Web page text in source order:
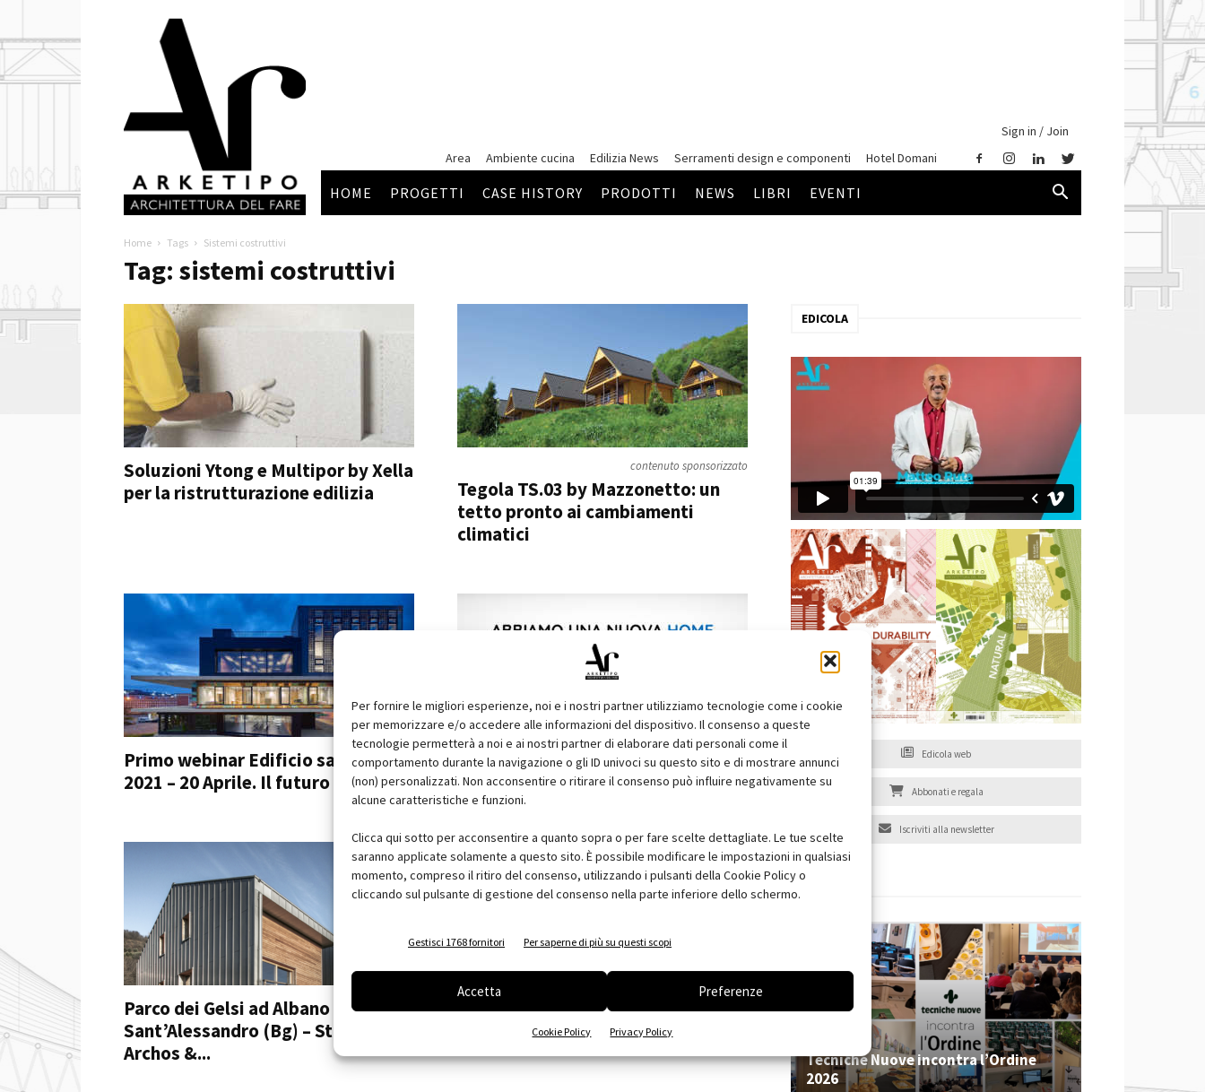
Per fornire le migliori esperienze, noi e i nostri partner utilizziamo tecnologie come i cookie
per memorizzare e/o accedere alle informazioni del dispositivo. Il consenso a queste
tecnologie permetterà a noi e ai nostri partner di elaborare dati personali come il
comportamento durante la navigazione o gli ID univoci su questo sito e di mostrare annunci
(non) personalizzati. Non acconsentire o ritirare il consenso può influire negativamente su
alcune caratteristiche e funzioni.
Clicca qui sotto per acconsentire a quanto sopra o per fare scelte dettagliate. Le tue scelte
saranno applicate solamente a questo sito. È possibile modificare le impostazioni in qualsiasi
momento, compreso il ritiro del consenso, utilizzando i pulsanti della Cookie Policy o
cliccando sul pulsante di gestione del consenso nella parte inferiore dello schermo.
Gestisci 1768 fornitori Per saperne di più su questi scopi
Accetta Preferenze
Cookie Policy Privacy Policy
Arketipo
Sign in / Join
Area
Ambiente cucina Edilizia News Serramenti design e componenti Hotel Domani
HOME PROGETTI CASE HISTORY PRODOTTI NEWS LIBRI EVENTI
Home Tags Sistemi costruttivi
Tag: sistemi costruttivi
Soluzioni Ytong e Multipor by Xella
per la ristrutturazione edilizia
contenuto sponsorizzato
Tegola TS.03 by Mazzonetto: un
tetto pronto ai cambiamenti
climatici
Primo webinar Edificio salubre
2021 – 20 Aprile. Il futuro dei...
È online il nuovo sito di Wood
Beton
Parco dei Gelsi ad Albano
Sant’Alessandro (Bg) – Studio
Archos &...
L’evoluzione del sistema
pavimento Isolmant
EDICOLA
Edicola web
Abbonati e regala
Iscriviti alla newsletter
Tecniche Nuove incontra l’Ordine
2026